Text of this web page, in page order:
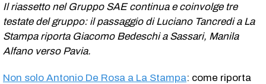
Il riassetto nel Gruppo SAE continua e coinvolge tre
testate del gruppo: il passaggio di Luciano Tancredi a La
Stampa riporta Giacomo Bedeschi a Sassari, Manila
Alfano verso Pavia.
Non solo Antonio De Rosa a La Stampa: come riporta